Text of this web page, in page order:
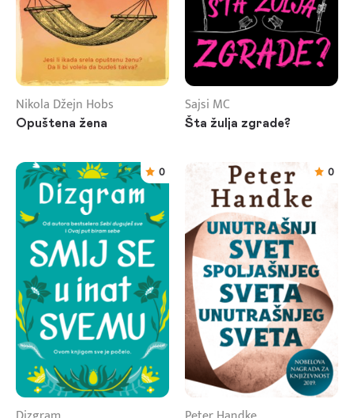
Nikola Džejn Hobs
Opuštena žena
Sajsi MC
Šta žulja zgrade?
0 0